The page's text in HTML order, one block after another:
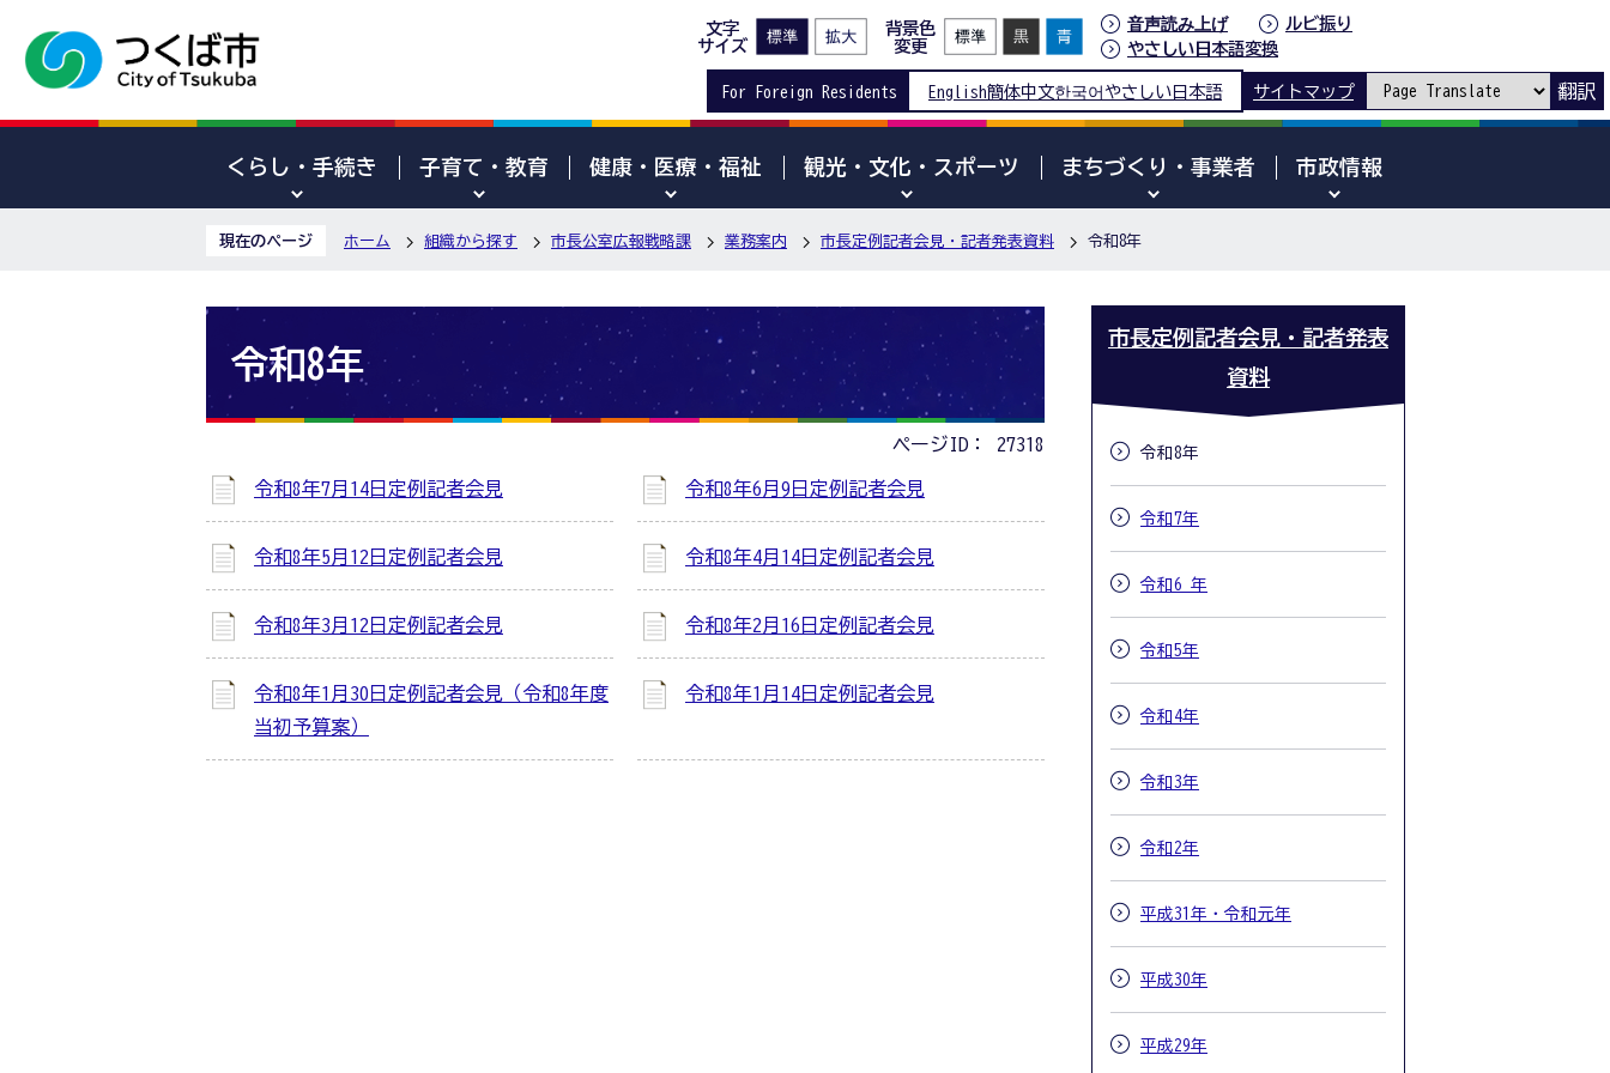
文字
サイズ
背景色
変更
音声読み上げ
ルビ振り
やさしい日本語変換
For Foreign Residents English簡体中文한국어 やさしい日本語 サイトマップ 翻訳
くらし・手続き 子育て・教育 健康・医療・福祉 観光・文化・スポーツ まちづくり・事業者 市政情報
現在のページ ホーム 組織から探す 市長公室広報戦略課 業務案内 市長定例記者会見・記者発表資料 令和8年
令和8年
ページID： 27318
令和8年7月14日定例記者会見 令和8年6月9日定例記者会見
令和8年5月12日定例記者会見 令和8年4月14日定例記者会見
令和8年3月12日定例記者会見 令和8年2月16日定例記者会見
令和8年1月30日定例記者会見（令和8年度
当初予算案）
令和8年1月14日定例記者会見
市長定例記者会見・記者発表
資料
令和8年
令和7年
令和6 年
令和5年
令和4年
令和3年
令和2年
平成31年・令和元年
平成30年
平成29年